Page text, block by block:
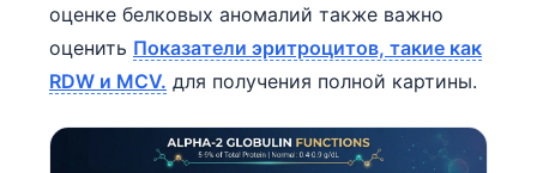
оценке белковых аномалий также важно
оценить Показатели эритроцитов, такие как
RDW и MCV. для получения полной картины.